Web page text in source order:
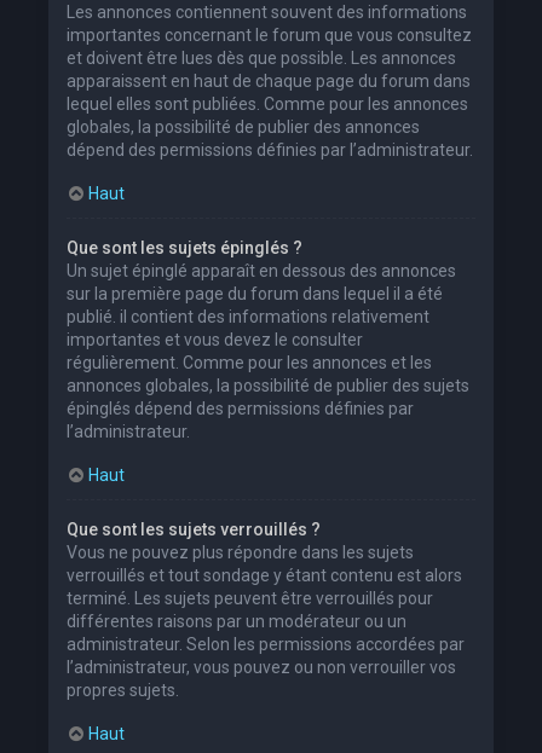
Les annonces contiennent souvent des informations
importantes concernant le forum que vous consultez
et doivent être lues dès que possible. Les annonces
apparaissent en haut de chaque page du forum dans
lequel elles sont publiées. Comme pour les annonces
globales, la possibilité de publier des annonces
dépend des permissions définies par l’administrateur.
Haut
Que sont les sujets épinglés ?
Un sujet épinglé apparaît en dessous des annonces
sur la première page du forum dans lequel il a été
publié. il contient des informations relativement
importantes et vous devez le consulter
régulièrement. Comme pour les annonces et les
annonces globales, la possibilité de publier des sujets
épinglés dépend des permissions définies par
l’administrateur.
Haut
Que sont les sujets verrouillés ?
Vous ne pouvez plus répondre dans les sujets
verrouillés et tout sondage y étant contenu est alors
terminé. Les sujets peuvent être verrouillés pour
différentes raisons par un modérateur ou un
administrateur. Selon les permissions accordées par
l’administrateur, vous pouvez ou non verrouiller vos
propres sujets.
Haut